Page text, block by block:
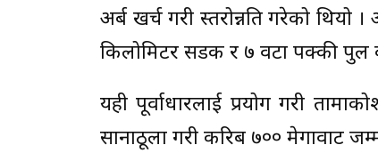
अर्ब खर्च गरी स्तरोन्नति गरेको
किलोमिटर सडक र ७ वटा पक्की पुल
यही पूर्वाधारलाई प्रयोग गरी
सानाठूला गरी करिब ७०० मेगावाट